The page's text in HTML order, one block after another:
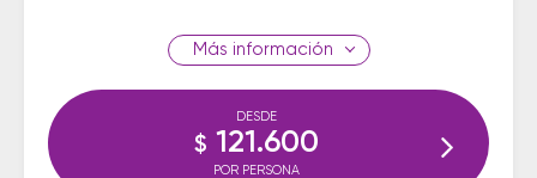
información
DESDE
$ 121.600
POR PERSONA